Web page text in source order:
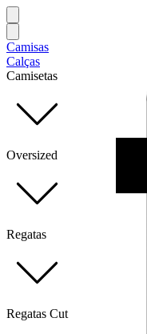
Camisas
Calças
Camisetas
Oversized
Regatas
Regatas Cut